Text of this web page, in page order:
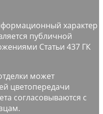
характер
публичной
Статьи 437 ГК
может
цветопередачи
согласовываются с